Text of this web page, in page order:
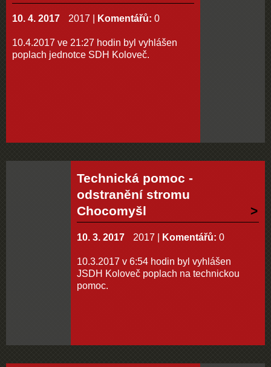
10. 4. 2017 2017 Komentářů: 0
10.4.2017 ve 21:27 hodin byl vyhlášen
poplach jednotce SDH Koloveč.
Technická pomoc -
odstranění stromu
Chocomyšl
10. 3. 2017 2017 Komentářů: 0
10.3.2017 v 6:54 hodin byl vyhlášen
JSDH Koloveč poplach na technickou
pomoc.